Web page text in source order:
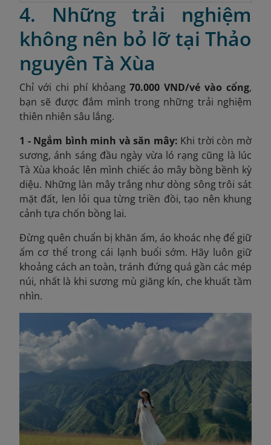
4. Những trải nghiệm
không nên bỏ lỡ tại Thảo
nguyên Tà Xùa
Chỉ với chi phí khỏang70.000 VND/vé vào cổng,
bạn sẽ được đắm mình trong những trải nghiệm
thiên nhiên sâu lắng.
1 - Ngắm bình minh và săn mây: Khi trời còn mờ
sương, ánh sáng đầu ngày vừa ló rạng cũng là lúc
Tà Xùa khoác lên mình chiếc áo mây bồng bềnh kỳ
diệu. Những làn mây trắng như dòng sông trôi sát
mặt đất, len lỏi qua từng triền đồi, tạo nên khung
cảnh tựa chốn bồng lai.
Đừng quên chuẩn bị khăn ấm, áo khoác nhẹ để giữ
ấm cơ thể trong cái lạnh buổi sớm. Hãy luôn giữ
khoảng cách an toàn, tránh đứng quá gần các mép
núi, nhất là khi sương mù giăng kín, che khuất tầm
nhìn.